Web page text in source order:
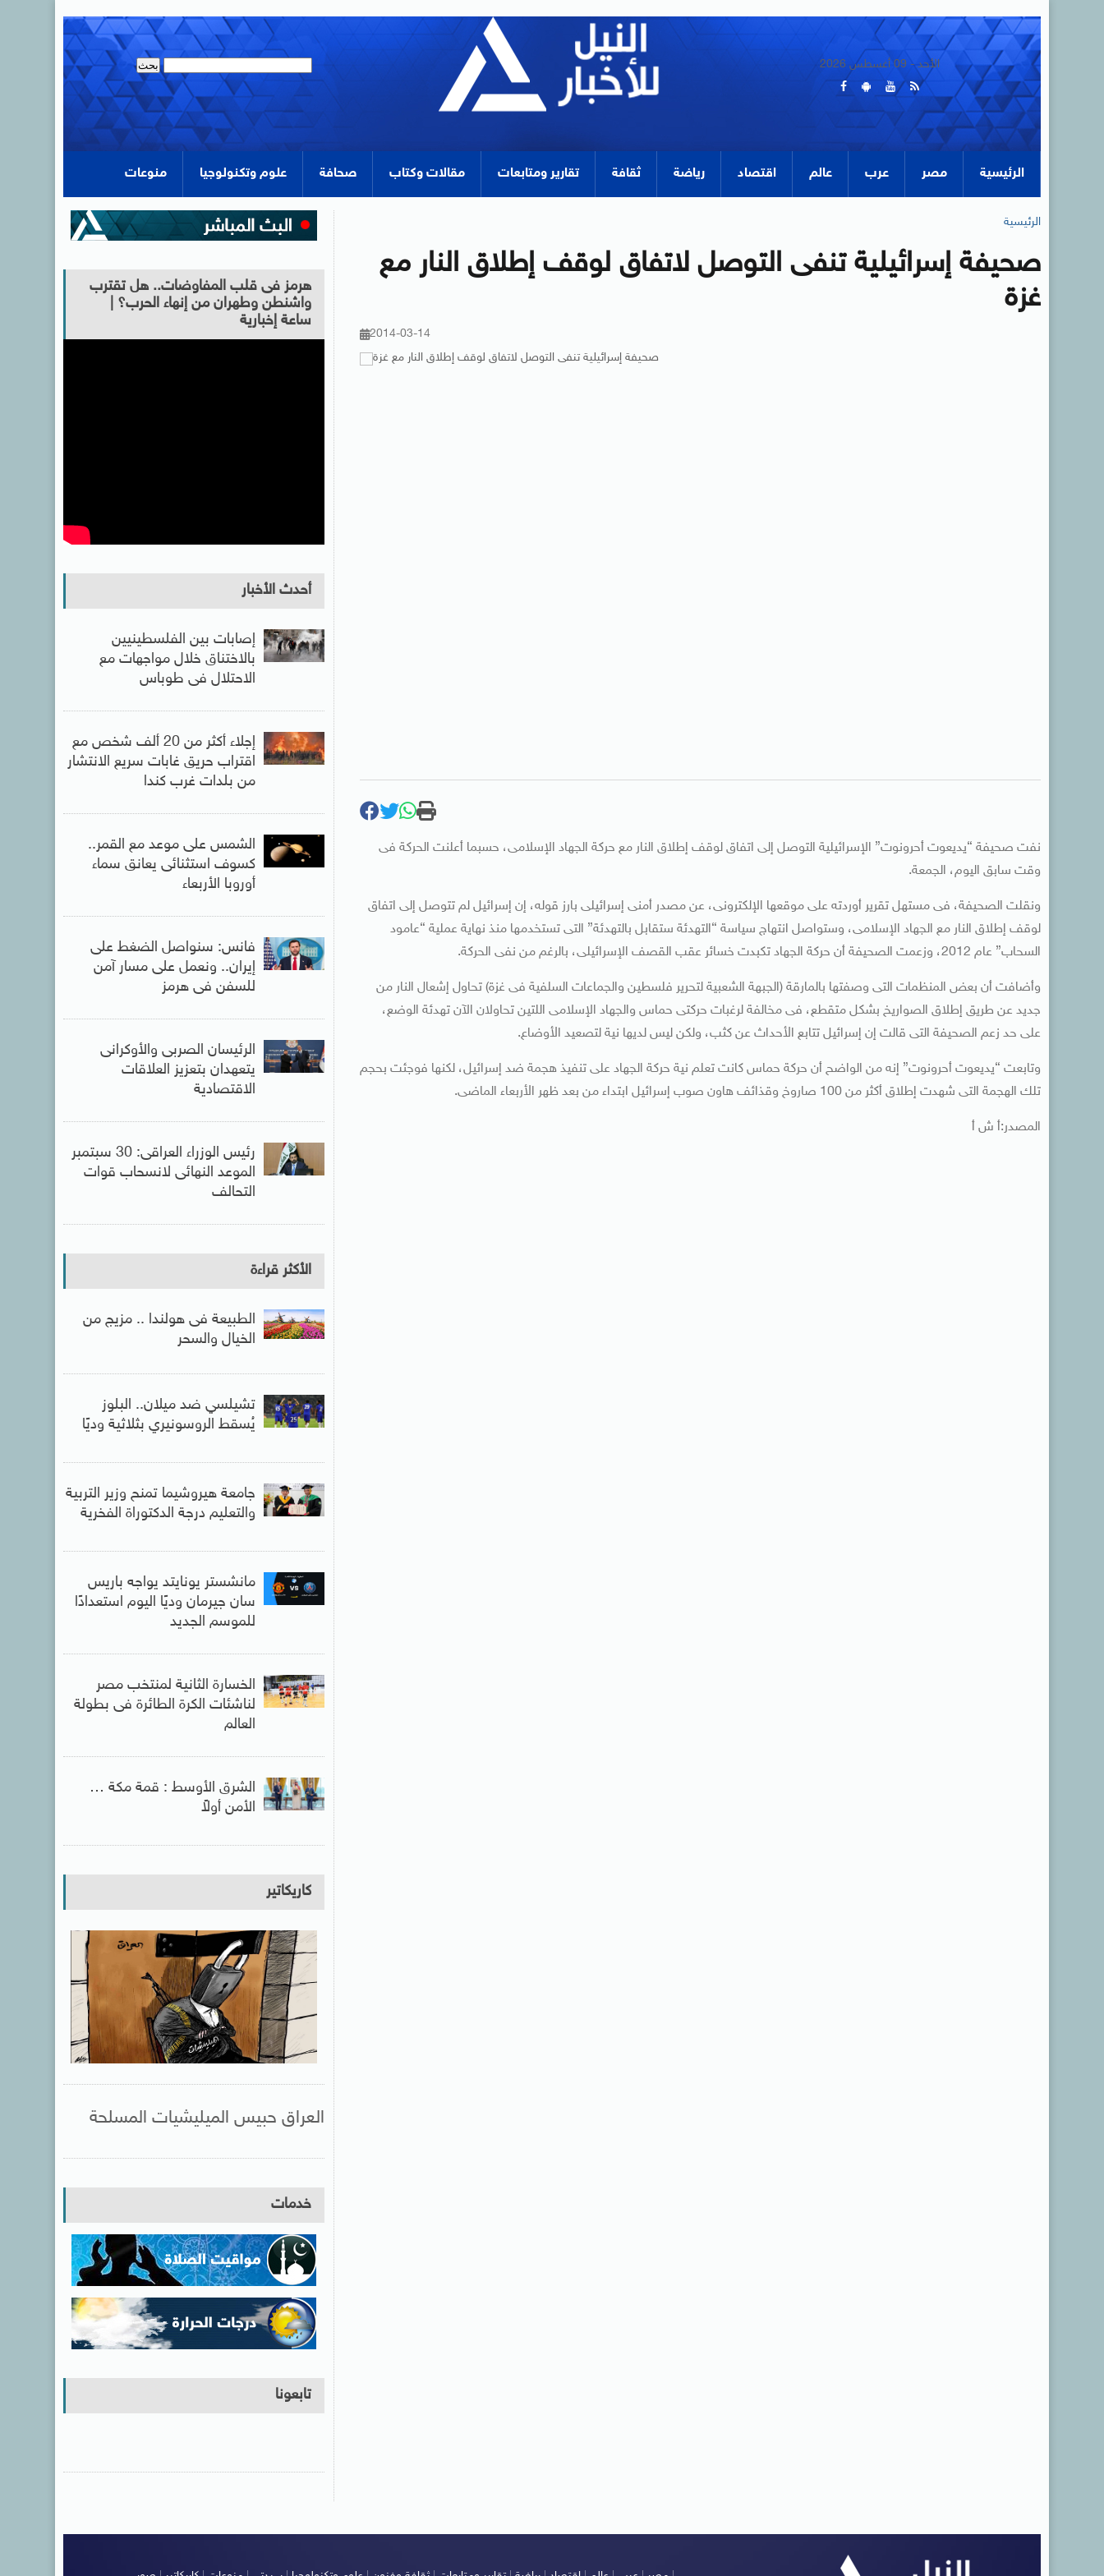
الأحد - 09 أغسطس 2026
الرئيسية مصر عرب عالم اقتصاد رياضة ثقافة تقارير ومتابعات مقالات وكتاب صحافة علوم وتكنولوجيا منوعات
الرئيسية
صحيفة إسرائيلية تنفى التوصل لاتفاق لوقف إطلاق النار مع
غزة
2014-03-14
نفت صحيفة “يديعوت أحرونوت” الإسرائيلية التوصل إلى اتفاق لوقف إطلاق النار مع حركة الجهاد الإسلامى، حسبما أعلنت الحركة فى
وقت سابق اليوم، الجمعة.
ونقلت الصحيفة، فى مستهل تقرير أوردته على موقعها الإلكترونى، عن مصدر أمنى إسرائيلى بارز قوله، إن إسرائيل لم تتوصل إلى اتفاق
لوقف إطلاق النار مع الجهاد الإسلامى، وستواصل انتهاج سياسة “التهدئة ستقابل بالتهدئة” التى تستخدمها منذ نهاية عملية “عامود
السحاب” عام 2012، وزعمت الصحيفة أن حركة الجهاد تكبدت خسائر عقب القصف الإسرائيلى، بالرغم من نفى الحركة.
وأضافت أن بعض المنظمات التى وصفتها بالمارقة (الجبهة الشعبية لتحرير فلسطين والجماعات السلفية فى غزة) تحاول إشعال النار من
جديد عن طريق إطلاق الصواريخ بشكل متقطع، فى مخالفة لرغبات حركتى حماس والجهاد الإسلامى اللتين تحاولان الآن تهدئة الوضع،
على حد زعم الصحيفة التى قالت إن إسرائيل تتابع الأحداث عن كثب، ولكن ليس لديها نية لتصعيد الأوضاع.
وتابعت “يديعوت أحرونوت” إنه من الواضح أن حركة حماس كانت تعلم نية حركة الجهاد على تنفيذ هجمة ضد إسرائيل، لكنها فوجئت بحجم
تلك الهجمة التى شهدت إطلاق أكثر من 100 صاروخ وقذائف هاون صوب إسرائيل ابتداء من بعد ظهر الأربعاء الماضى.
المصدر:أ ش أ
هرمز فى قلب المفاوضات.. هل تقترب
واشنطن وطهران من إنهاء الحرب؟ |
ساعة إخبارية
أحدث الأخبار
إصابات بين الفلسطينيين
بالاختناق خلال مواجهات مع
الاحتلال فى طوباس
إجلاء أكثر من 20 ألف شخص مع
اقتراب حريق غابات سريع الانتشار
من بلدات غرب كندا
الشمس على موعد مع القمر..
كسوف استثنائى يعانق سماء
أوروبا الأربعاء
فانس: سنواصل الضغط على
إيران.. ونعمل على مسار آمن
للسفن فى هرمز
الرئيسان الصربى والأوكرانى
يتعهدان بتعزيز العلاقات
الاقتصادية
رئيس الوزراء العراقى: 30 سبتمبر
الموعد النهائى لانسحاب قوات
التحالف
الأكثر قراءة
الطبيعة فى هولندا .. مزيج من
الخيال والسحر
تشيلسي ضد ميلان.. البلوز
يُسقط الروسونيري بثلاثية وديًا
جامعة هيروشيما تمنح وزير التربية
والتعليم درجة الدكتوراة الفخرية
مانشستر يونايتد يواجه باريس
سان جيرمان وديًا اليوم استعدادًا
للموسم الجديد
الخسارة الثانية لمنتخب مصر
لناشئات الكرة الطائرة فى بطولة
العالم
الشرق الأوسط : قمة مكة …
الأمن أولاً
كاريكاتير
العراق حبيس الميليشيات المسلحة
خدمات
تابعونا